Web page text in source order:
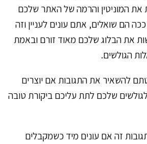
את המוניטין והרמה של האתר שלכם
הם שואלים, אתם עונים לעניין וזה
את הבלוג שלכם מאוד זורם ובאמת
הגולשים.
להשאיר את התגובות אם יוצרים
שלכם לתת עליכם ביקורת טובה
זה אם עונים מיד כשמקבלים